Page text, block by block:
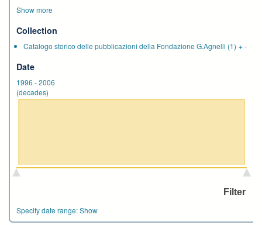
Show more
Collection
Catalogo storico delle pubblicazioni della Fondazione G.Agnelli (1) +-
Date
1996 -2006
(decades)
Specify date range:Show